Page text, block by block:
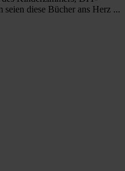
diese Bücher ans Herz ...